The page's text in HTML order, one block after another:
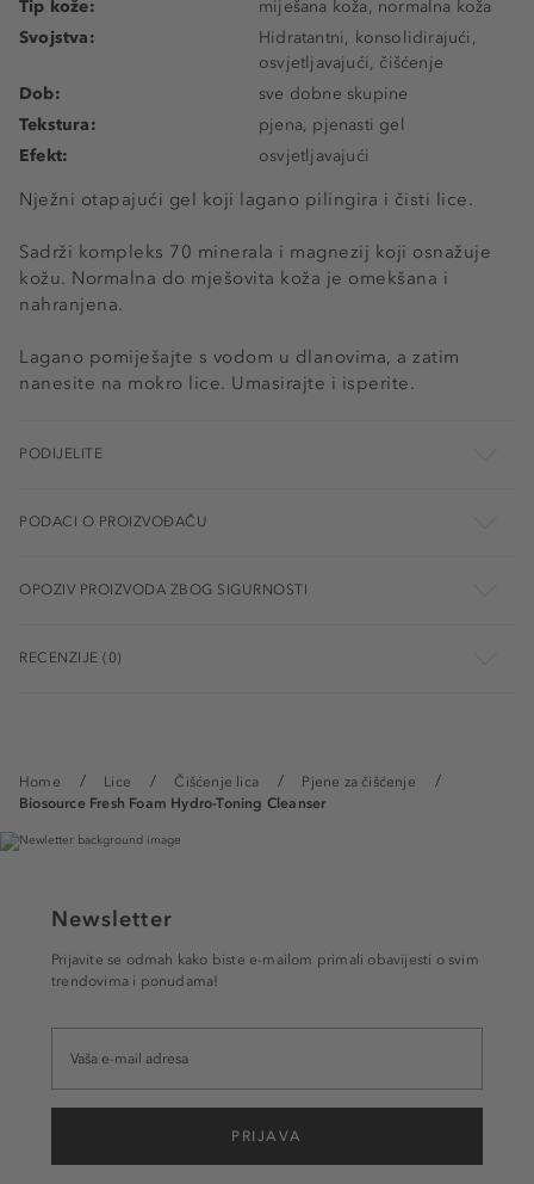
Home Lice Čišćenje lica
Pjene za čišćenje
Biosource Fresh Foam Hydro-Toning Cleanser
Nježni otapajući gel koji lagano pilingira i čisti lice.
Sadrži kompleks 70 minerala i magnezij koji osnažuje
kožu. Normalna do mješovita koža je omekšana i
nahranjena.
Lagano pomiješajte s vodom u dlanovima, a zatim
nanesite na mokro lice. Umasirajte i isperite.
Tip kože:
miješana koža, normalna koža
Svojstva:
Hidratantni, konsolidirajući,
osvjetljavajući, čišćenje
Dob:
sve dobne skupine
Tekstura:
pjena, pjenasti gel
Efekt:
osvjetljavajući
PODIJELITE
PODACI O PROIZVOĐAČU
OPOZIV PROIZVODA ZBOG SIGURNOSTI
RECENZIJE (0)
Newsletter
Prijavite se odmah kako biste e-mailom primali obavijesti o svim
trendovima i ponudama!
PRIJAVA